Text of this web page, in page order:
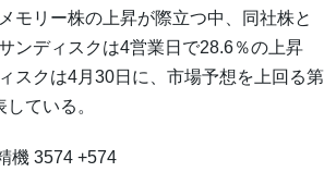
モリー株の上昇が際立つ中、同社株と
ンディスクは4営業日で28.6％の上昇
スクは4月30日に、市場予想を上回る第
ている。
機 3574 +574